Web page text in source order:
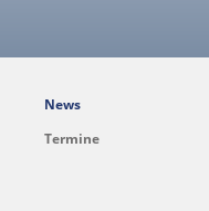
News
Termine